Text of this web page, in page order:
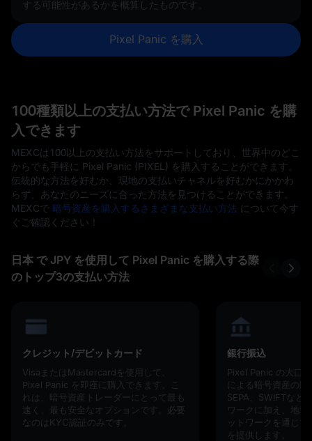
する可能性があるかを概算したものです。
Pixel Panic を購入
100種類以上の支払い方法で Pixel Panic を購
入できます
MEXCは100以上の支払い方法をサポートしており、世界中のどこ
からでも手軽に Pixel Panic (PIXEL) を購入することができます。
伝統的な方法を好むか、現地の支払いチャネルを好むかにかかわ
らず、あなたのニーズに合った方法を見つけることができます。
MEXCで 暗号資産を購入するさまざまな支払い方法 について今す
ぐご確認ください！
日本 で JPY を使用して Pixel Panic を購入する際
のトップ3の支払い方法
クレジット/デビットカード
VisaまたはMastercardを使用して、
Pixel Panic を即座に購入できます。こ
れは、暗号資産トレーダーにとって最も
速く、最も安全なオプションです。必要
なのはKYC認証のみです。
銀行振込
Pixel Panic の大口
による暗号資産の
SEPA、SWIFTなど
ワークに加え、地
ットワークを通じ
を提供します。